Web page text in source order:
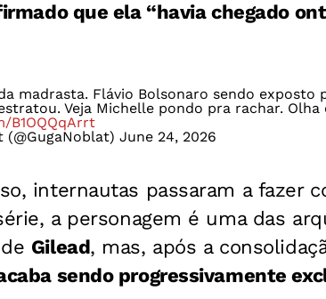
que ela “havia chegado
madrasta. Flávio Bolsonaro sendo exposto
Veja Michelle pondo pra rachar.
B1OQQqArrt
June 24, 2026
internautas passaram a fazer
a personagem é uma das
Gilead, mas, após a
sendo progressivamente